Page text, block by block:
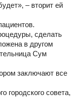
– вторит ей
сделать
в другом
Сум
заключают все
городского совета,